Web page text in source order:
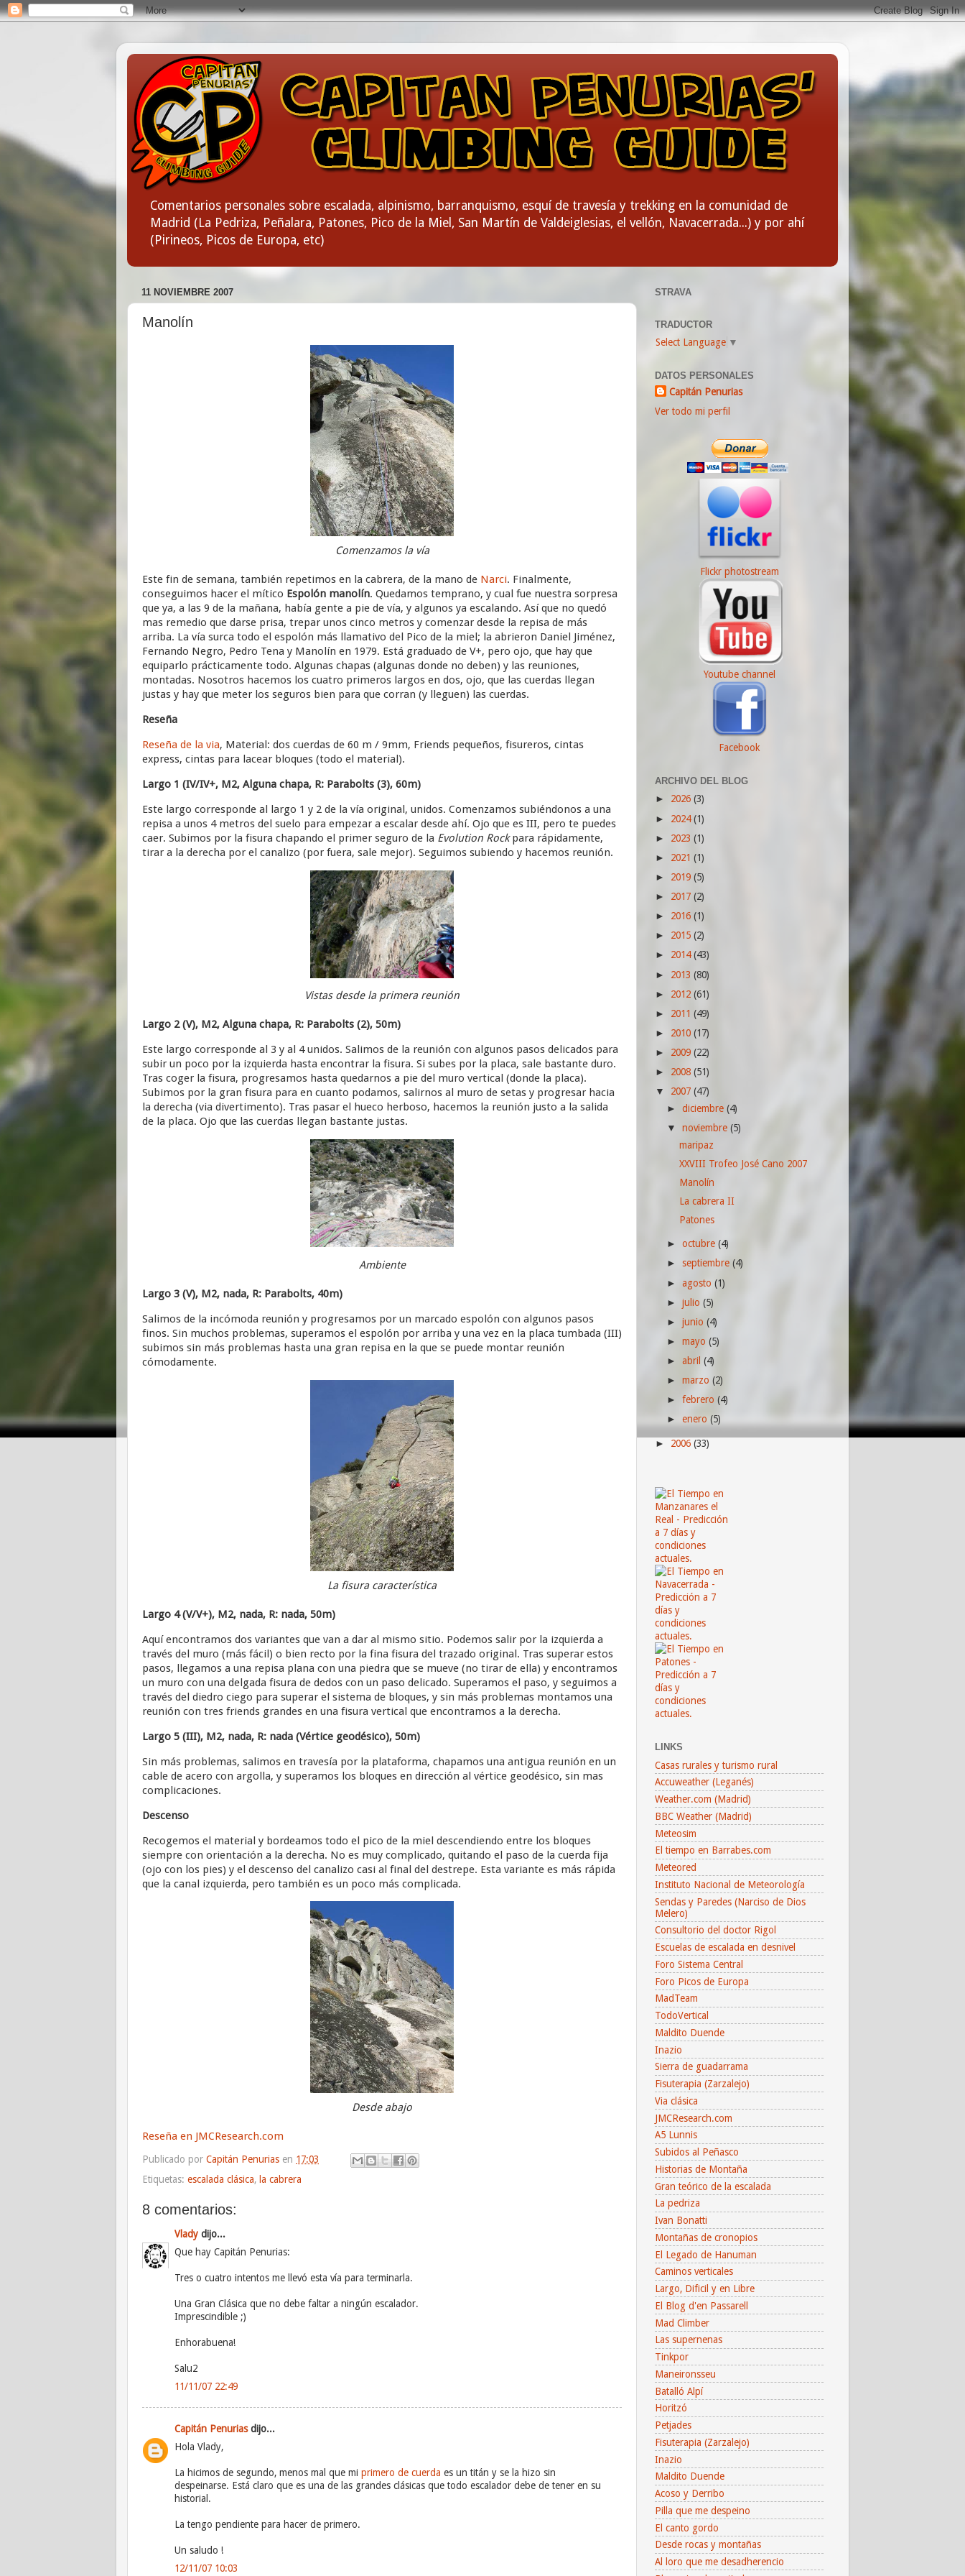
Comentarios personales sobre escalada, alpinismo, barranquismo, esquí de travesía y trekking en la comunidad de
Madrid (La Pedriza, Peñalara, Patones, Pico de la Miel, San Martín de Valdeiglesias, el vellón, Navacerrada...) y por ahí
(Pirineos, Picos de Europa, etc)
11 NOVIEMBRE 2007
Manolín
Comenzamos la vía
Este fin de semana, también repetimos en la cabrera, de la mano de Narci. Finalmente,
conseguimos hacer el mítico Espolón manolín. Quedamos temprano, y cual fue nuestra sorpresa
que ya, a las 9 de la mañana, había gente a pie de vía, y algunos ya escalando. Así que no quedó
mas remedio que darse prisa, trepar unos cinco metros y comenzar desde la repisa de más
arriba. La vía surca todo el espolón más llamativo del Pico de la miel; la abrieron Daniel Jiménez,
Fernando Negro, Pedro Tena y Manolín en 1979. Está graduado de V+, pero ojo, que hay que
equiparlo prácticamente todo. Algunas chapas (algunas donde no deben) y las reuniones,
montadas. Nosotros hacemos los cuatro primeros largos en dos, ojo, que las cuerdas llegan
justas y hay que meter los seguros bien para que corran (y lleguen) las cuerdas.
Reseña
Reseña de la via, Material: dos cuerdas de 60 m / 9mm, Friends pequeños, fisureros, cintas
express, cintas para lacear bloques (todo el material).
Largo 1 (IV/IV+, M2, Alguna chapa, R: Parabolts (3), 60m)
Este largo corresponde al largo 1 y 2 de la vía original, unidos. Comenzamos subiéndonos a una
repisa a unos 4 metros del suelo para empezar a escalar desde ahí. Ojo que es III, pero te puedes
caer. Subimos por la fisura chapando el primer seguro de la Evolution Rockpara rápidamente,
tirar a la derecha por el canalizo (por fuera, sale mejor). Seguimos subiendo y hacemos reunión.
Vistas desde la primera reunión
Largo 2 (V), M2, Alguna chapa, R: Parabolts (2), 50m)
Este largo corresponde al 3 y al 4 unidos. Salimos de la reunión con algunos pasos delicados para
subir un poco por la izquierda hasta encontrar la fisura. Si subes por la placa, sale bastante duro.
Tras coger la fisura, progresamos hasta quedarnos a pie del muro vertical (donde la placa).
Subimos por la gran fisura para en cuanto podamos, salirnos al muro de setas y progresar hacia
la derecha (via divertimento). Tras pasar el hueco herboso, hacemos la reunión justo a la salida
de la placa. Ojo que las cuerdas llegan bastante justas.
Ambiente
Largo 3 (V), M2, nada, R: Parabolts, 40m)
Salimos de la incómoda reunión y progresamos por un marcado espolón con algunos pasos
finos. Sin muchos problemas, superamos el espolón por arriba y una vez en la placa tumbada (III)
subimos sin más problemas hasta una gran repisa en la que se puede montar reunión
cómodamente.
La fisura característica
Largo 4 (V/V+), M2, nada, R: nada, 50m)
Aquí encontramos dos variantes que van a dar al mismo sitio. Podemos salir por la izquierda a
través del muro (más fácil) o bien recto por la fina fisura del trazado original. Tras superar estos
pasos, llegamos a una repisa plana con una piedra que se mueve (no tirar de ella) y encontramos
un muro con una delgada fisura de dedos con un paso delicado. Superamos el paso, y seguimos a
través del diedro ciego para superar el sistema de bloques, y sin más problemas montamos una
reunión con tres friends grandes en una fisura vertical que encontramos a la derecha.
Largo 5 (III), M2, nada, R: nada (Vértice geodésico), 50m)
Sin más problemas, salimos en travesía por la plataforma, chapamos una antigua reunión en un
cable de acero con argolla, y superamos los bloques en dirección al vértice geodésico, sin mas
complicaciones.
Descenso
Recogemos el material y bordeamos todo el pico de la miel descendiendo entre los bloques
siempre con orientación a la derecha. No es muy complicado, quitando el paso de la cuerda fija
(ojo con los pies) y el descenso del canalizo casi al final del destrepe. Esta variante es más rápida
que la canal izquierda, pero también es un poco más complicada.
Desde abajo
Reseña en JMCResearch.com
Publicado por Capitán Penurias en 17:03
Etiquetas: escalada clásica, la cabrera
8 comentarios:
Vlady dijo...
Que hay Capitán Penurias:
Tres o cuatro intentos me llevó esta vía para terminarla.
Una Gran Clásica que no debe faltar a ningún escalador.
Imprescindible ;)
Enhorabuena!
Salu2
11/11/07 22:49
Capitán Penuriasdijo...
Hola Vlady,
La hicimos de segundo, menos mal que mi primero de cuerda es un titán y se la hizo sin
despeinarse. Está claro que es una de las grandes clásicas que todo escalador debe de tener en su
historial.
La tengo pendiente para hacer de primero.
Un saludo !
12/11/07 10:03
STRAVA
TRADUCTOR
Select Language ▼
DATOS PERSONALES
Capitán Penurias
Ver todo mi perfil
Flickr photostream
Youtube channel
Facebook
ARCHIVO DEL BLOG
► 2026 (3)
► 2024(1)
► 2023 (1)
► 2021 (1)
► 2019 (5)
► 2017 (2)
► 2016 (1)
► 2015 (2)
► 2014(43)
► 2013 (80)
► 2012 (61)
► 2011 (49)
► 2010 (17)
► 2009 (22)
► 2008 (51)
▼ 2007 (47)
►diciembre(4)
▼noviembre(5)
maripaz
XXVIII Trofeo José Cano 2007
Manolín
La cabrera II
Patones
►octubre(4)
►septiembre(4)
►agosto(1)
►julio(5)
►junio(4)
►mayo(5)
►abril(4)
►marzo(2)
►febrero(4)
►enero(5)
► 2006 (33)
LINKS
Casas rurales y turismo rural
Accuweather (Leganés)
Weather.com (Madrid)
BBC Weather (Madrid)
Meteosim
El tiempo en Barrabes.com
Meteored
Instituto Nacional de Meteorología
Sendas y Paredes (Narciso de Dios
Melero)
Consultorio del doctor Rigol
Escuelas de escalada en desnivel
Foro Sistema Central
Foro Picos de Europa
MadTeam
TodoVertical
Maldito Duende
Inazio
Sierra de guadarrama
Fisuterapia (Zarzalejo)
Via clásica
JMCResearch.com
A5 Lunnis
Subidos al Peñasco
Historias de Montaña
Gran teórico de la escalada
La pedriza
Ivan Bonatti
Montañas de cronopios
El Legado de Hanuman
Caminos verticales
Largo, Dificil y en Libre
El Blog d'en Passarell
Mad Climber
Las supernenas
Tinkpor
Maneironsseu
Batalló Alpí
Horitzó
Petjades
Fisuterapia (Zarzalejo)
Inazio
Maldito Duende
Acoso y Derribo
Pilla que me despeino
El canto gordo
Desde rocas y montañas
Al loro que me desadherencio